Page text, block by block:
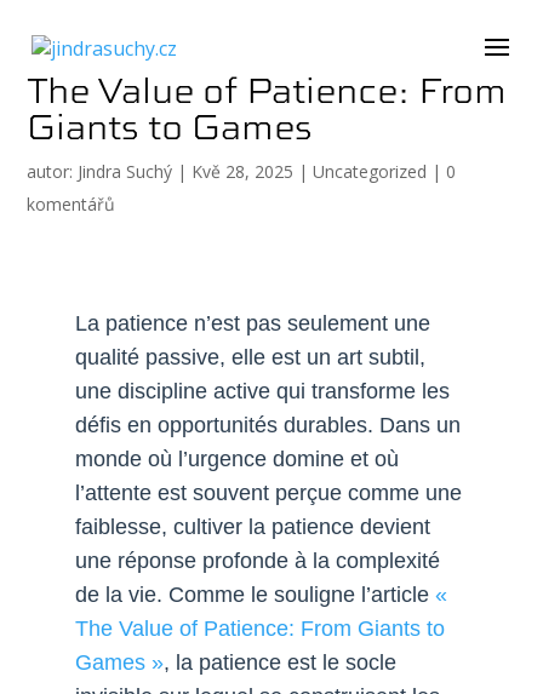
The Value of Patience: From
Giants to Games
autor: Jindra Suchý | Kvě 28, 2025 |Uncategorized | 0
komentářů
La patience n’est pas seulement une
qualité passive, elle est un art subtil,
une discipline active qui transforme les
défis en opportunités durables. Dans un
monde où l’urgence domine et où
l’attente est souvent perçue comme une
faiblesse, cultiver la patience devient
une réponse profonde à la complexité
de la vie. Comme le souligne l’article«
The Value of Patience: From Giants to
Games », la patience est le socle